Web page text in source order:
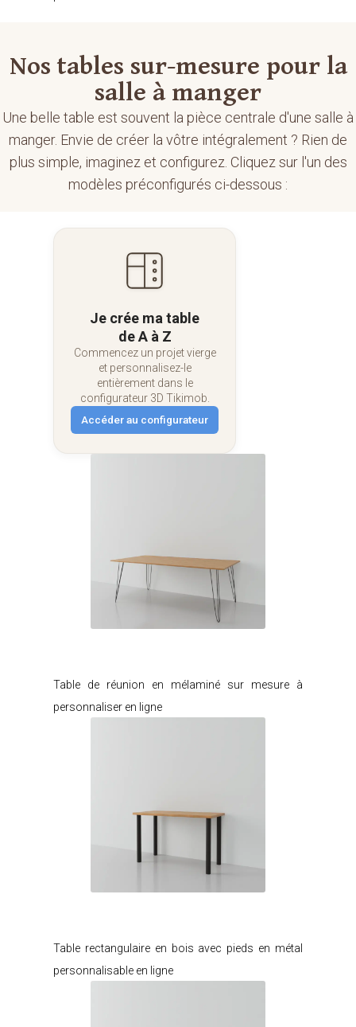
Nos tables sur-mesure pour la
salle à manger
Une belle table est souvent la pièce centrale d'une salle à
manger. Envie de créer la vôtre intégralement ? Rien de
plus simple, imaginez et configurez. Cliquez sur l'un des
modèles préconfigurés ci-dessous :
Je crée ma table
de A à Z
Commencez un projet vierge
et personnalisez-le
entièrement dans le
configurateur 3D Tikimob.
Accéder au configurateur
Table de réunion en mélaminé sur mesure à
personnaliser en ligne
Table rectangulaire en bois avec pieds en métal
personnalisable en ligne